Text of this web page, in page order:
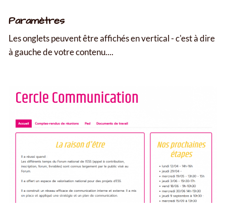
Paramètres
Les onglets peuvent être affichés en vertical - c'est à dire
à gauche de votre contenu....